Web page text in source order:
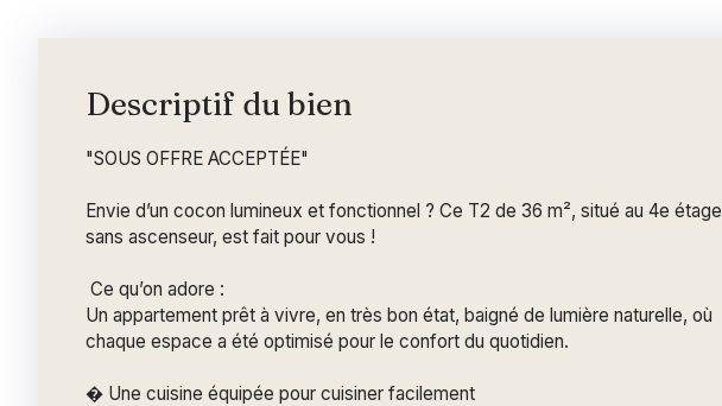
Descriptif du bien
"SOUS OFFRE ACCEPTÉE"
Envie d’un cocon lumineux et fonctionnel ? Ce T2 de 36 m², situé au 4e étage
sans ascenseur, est fait pour vous !
Ce qu’on adore :
Un appartement prêt à vivre, en très bon état, baigné de lumière naturelle, où
chaque espace a été optimisé pour le confort du quotidien.
� Une cuisine équipée pour cuisiner facilement